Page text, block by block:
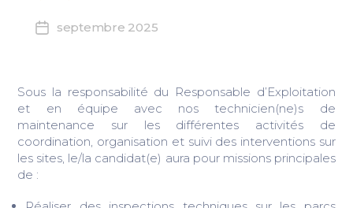
Date de l'offre
septembre 2025
Sous la responsabilité du Responsable d’Exploitation
et en équipe avec nos technicien(ne)s de
maintenance sur les différentes activités de
coordination, organisation et suivi des interventions sur
les sites, le/la candidat(e) aura pour missions principales
de :